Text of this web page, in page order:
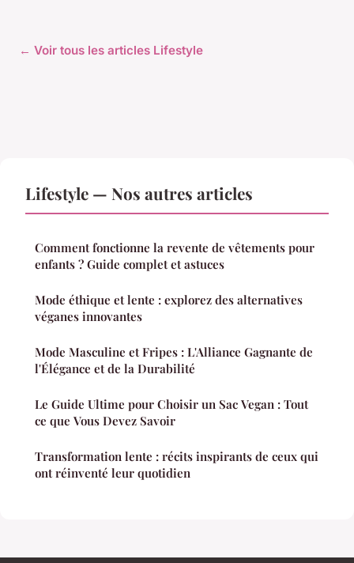
← Voir tous les articles Lifestyle
Lifestyle — Nos autres articles
Comment fonctionne la revente de vêtements pour
enfants ? Guide complet et astuces
Mode éthique et lente : explorez des alternatives
véganes innovantes
Mode Masculine et Fripes : L'Alliance Gagnante de
l'Élégance et de la Durabilité
Le Guide Ultime pour Choisir un Sac Vegan : Tout
ce que Vous Devez Savoir
Transformation lente : récits inspirants de ceux qui
ont réinventé leur quotidien